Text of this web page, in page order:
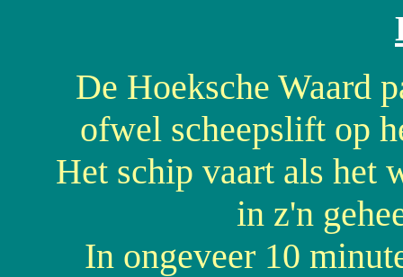
De Hoeksche Waard
ofwel scheepslift op
Het schip vaart als het
in z'n
In ongeveer 10